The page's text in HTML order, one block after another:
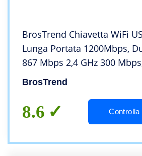
BrosTrend Chiavetta WiFi
Lunga Portata 1200Mbps,
867 Mbps 2,4 GHz 300
Wireless per PC Desktop e
5dBi
BrosTrend
8.6